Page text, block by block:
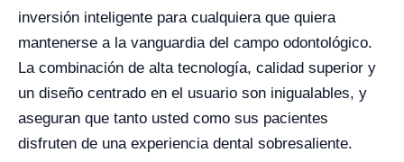
inversión inteligente para cualquiera que quiera
mantenerse a la vanguardia del campo odontológico.
La combinación de alta tecnología, calidad superior y
un diseño centrado en el usuario son inigualables, y
aseguran que tanto usted como sus pacientes
disfruten de una experiencia dental sobresaliente.